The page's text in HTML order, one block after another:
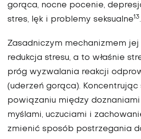
gorąca, nocne pocenie,
stres, lęk i problemy seksualne13.
Zasadniczym mechanizmem
redukcja stresu, a to właśnie
próg wyzwalania reakcji
(uderzeń gorąca). Koncentrując
powiązaniu między
myślami, uczuciami i
zmienić sposób postrzegania